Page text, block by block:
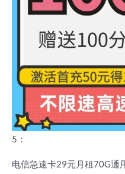
5：
电信急速卡29元月租70G通